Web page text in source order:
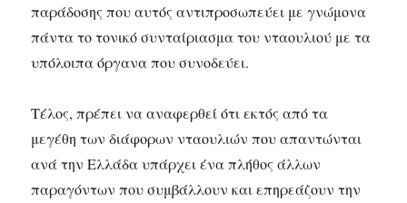
παράδοσης που αυτός αντιπροσωπεύει με γνώμονα
πάντα το τονικό συνταίριασμα του νταουλιού με τα
υπόλοιπα όργανα που συνοδεύει.
Τέλος, πρέπει να αναφερθεί ότι εκτός από τα
μεγέθη των διάφορων νταουλιών που απαντώνται
ανά την Ελλάδα υπάρχει ένα πλήθος άλλων
παραγόντων που συμβάλλουν και επηρεάζουν την